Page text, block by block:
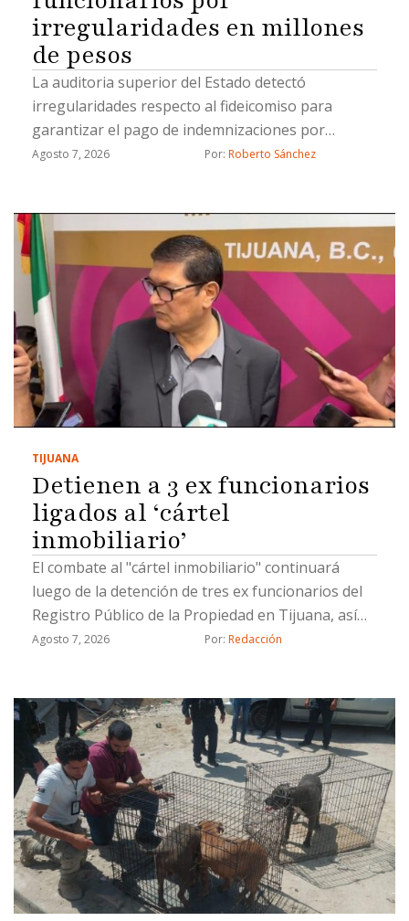
irregularidades en millones
de pesos
La auditoria superior del Estado detectó
irregularidades respecto al fideicomiso para
garantizar el pago de indemnizaciones por
fallecimiento a los causahabientes del personal
Agosto 7, 2026 Por: Roberto Sánchez
TIJUANA
Detienen a 3 ex funcionarios
ligados al ‘cártel
inmobiliario’
El combate al "cártel inmobiliario" continuará
luego de la detención de tres ex funcionarios del
Registro Público de la Propiedad en Tijuana, así
como un civil, por hacer cambios de propiedad de
Buenrostro.Los detenidos están involucrados en
cambios de propietarios que se registraron con
documentación apócrifa; uno de ellos ya fue
vinculado a proceso, indicó Buenrostro.Los ex
funcionarios ligados al llamado "cártel
inmobiliario" ocuparon cargos de subregistrador
y analista y son acusados de fraude, fraude
procesal y uso de documentos falsos, detalló."Hay
varios grupos y tentáculos que maneja el cártel
Agosto 7, 2026 Por: Redacción